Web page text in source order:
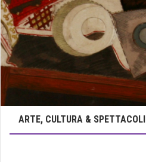
ARTE, CULTURA & SPETTACOLI